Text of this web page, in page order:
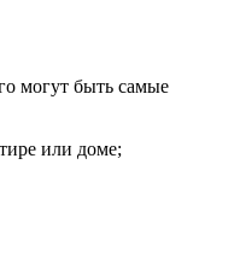
могут быть самые
или доме;